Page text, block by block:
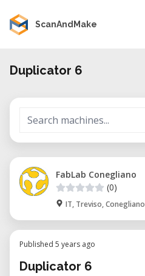
ScanAndMake
Duplicator 6
FabLab Conegliano
(0)
IT, Treviso, Conegliano
Published 5 years ago
Duplicator 6